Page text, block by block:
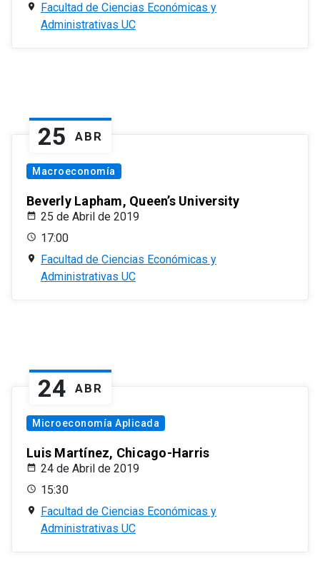
Facultad de Ciencias Económicas y
Administrativas UC
25 ABR
Macroeconomía
Beverly Lapham, Queen’s University
25 de Abril de 2019
17:00
Facultad de Ciencias Económicas y
Administrativas UC
24 ABR
Microeconomía Aplicada
Luis Martínez, Chicago-Harris
24 de Abril de 2019
15:30
Facultad de Ciencias Económicas y
Administrativas UC